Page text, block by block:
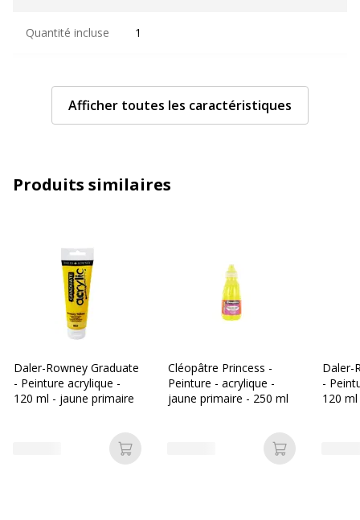
Quantité incluse 1
Informations sur les services
Informations sur les services
Contenance
Indice de couleur
Séchage rapide
Type d'emballage Tube de suspension
Données d'identification
Données d'identification
Afficher toutes les caractéristiques
Produits similaires
Daler-Rowney Graduate
- Peinture acrylique -
120 ml - jaune primaire
Ajouter au panier
Cléopâtre Princess -
Peinture - acrylique -
jaune primaire - 250 ml
Ajouter au
Daler-
-
120